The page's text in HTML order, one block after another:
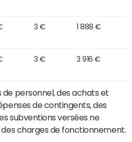
3 € 1 888 €
3 € 3 916 €
de personnel, des achats et
de contingents, des
subventions versées ne
charges de fonctionnement.